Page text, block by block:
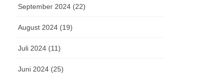
September 2024 (22)
August 2024 (19)
Juli 2024 (11)
Juni 2024 (25)